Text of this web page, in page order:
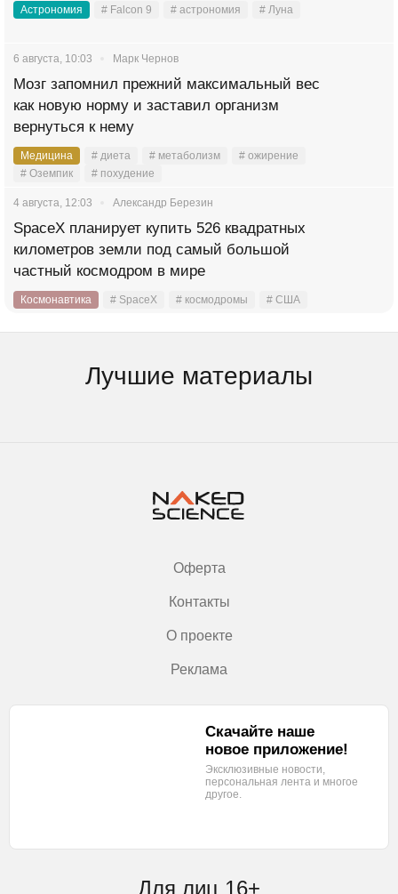
Астрономия # Falcon 9 # астрономия # Луна
6 августа, 10:03 Марк Чернов
Мозг запомнил прежний максимальный вес
как новую норму и заставил организм
вернуться к нему
Медицина # диета # метаболизм
# ожирение
# Оземпик
# похудение
4 августа, 12:03 Александр Березин
SpaceX планирует купить 526 квадратных
километров земли под самый большой
частный космодром в мире
Космонавтика # SpaceX # космодромы # США
Лучшие материалы
Оферта
Контакты
О проекте
Реклама
Для лиц 16+
Скачайте наше
новое приложение!
Эксклюзивные новости,
персональная лента и многое
другое.